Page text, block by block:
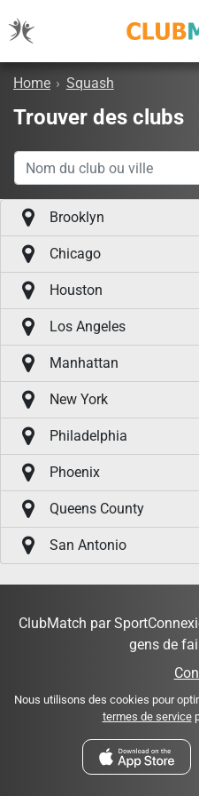
Home › Squash
Trouver des clubs
Brooklyn
Chicago
Houston
Los Angeles
Manhattan
New York
Philadelphia
Phoenix
Queens County
San Antonio
ClubMatch par
gens de
Nous utilisons des cookies pour
termes de service